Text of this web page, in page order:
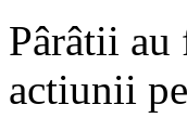
Pârâtii au
actiunii